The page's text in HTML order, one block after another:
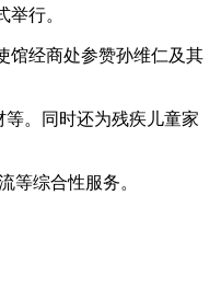
行。
馆经商处参赞孙维仁及其
。同时还为残疾儿童家
等综合性服务。